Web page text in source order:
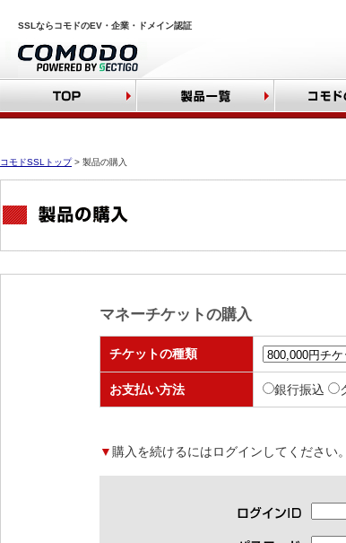
SSLならコモドのEV・企業・ドメイン認証
マルチドメイン
ユニファイド
コード証明書
セキュアEMAIL
メールサーバ向け
おトクパック
コモドSSLトップ> 製品の購入
マネーチケットの購入
チケットの種類
お支払い方法 銀行振込
▼ 購入を続けるにはログインしてください。